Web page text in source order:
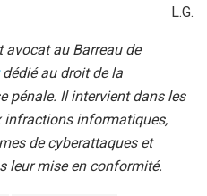
L.G.
au Barreau de
dédié au droit de la
pénale. Il intervient dans les
infractions informatiques,
de cyberattaques et
leur mise en conformité.